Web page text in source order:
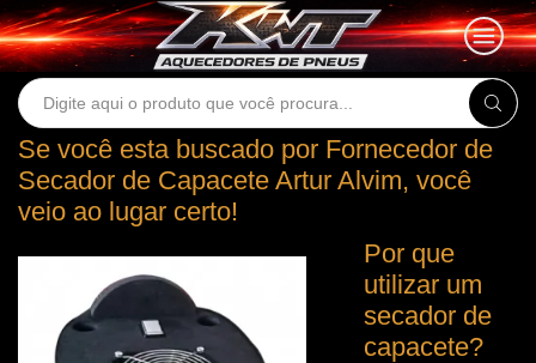
Search
Se você esta buscado por Fornecedor de
Secador de Capacete Artur Alvim, você
veio ao lugar certo!
Por que
utilizar um
secador de
capacete?